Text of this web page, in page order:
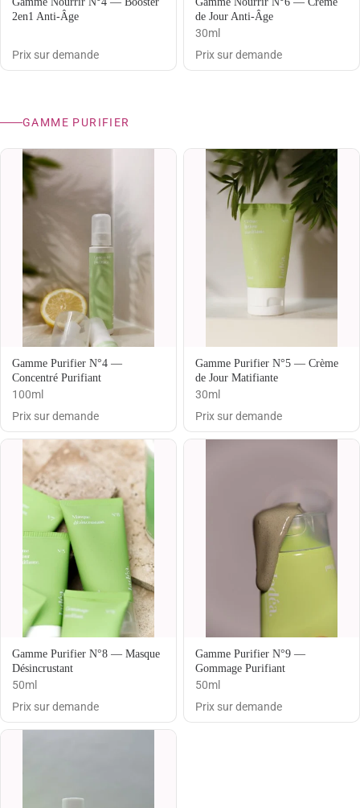
2en1 Anti-Âge
Prix sur demande
de Jour Anti-Âge
30ml
Prix sur demande
GAMME PURIFIER
Gamme Purifier N°4 —
Concentré Purifiant
100ml
Prix sur demande
Gamme Purifier N°5 — Crème
de Jour Matifiante
30ml
Prix sur demande
Gamme Purifier N°8 — Masque
Désincrustant
50ml
Prix sur demande
Gamme Purifier N°9 —
Gommage Purifiant
50ml
Prix sur demande